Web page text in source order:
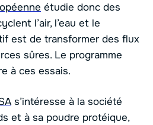
étudie donc des
l’air, l’eau et le
est de transformer des flux
sûres. Le programme
à ces essais.
s’intéresse à la société
et à sa poudre protéique,